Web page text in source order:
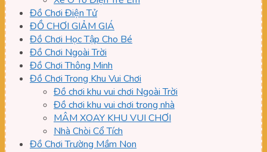
Đồ Chơi Điện Tử
ĐỒ CHƠI GIẢM GIÁ
Đồ Chơi Học Tập Cho Bé
Đồ Chơi Ngoài Trời
Đồ Chơi Thông Minh
Đồ Chơi Trong Khu Vui Chơi
Đồ chơi khu vui chơi Ngoài Trời
Đồ chơi khu vui chơi trong nhà
MÂM XOAY KHU VUI CHƠI
Nhà Chòi Cổ Tích
Đồ Chơi Trường Mầm Non